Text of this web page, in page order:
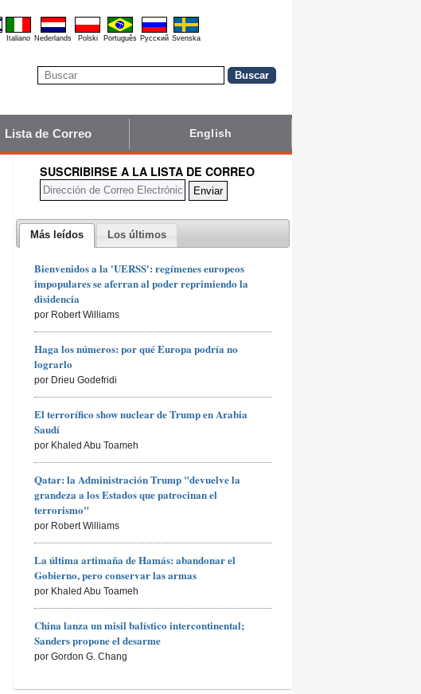
Italiano Nederlands Polski Português Pyccĸий Svenska
Lista de Correo English
SUSCRIBIRSE A LA LISTA DE CORREO
Más leídos Los últimos
Bienvenidos a la 'UERSS': regímenes europeos
impopulares se aferran al poder reprimiendo la
disidencia
por Robert Williams
Haga los números: por qué Europa podría no
lograrlo
por Drieu Godefridi
El terrorífico show nuclear de Trump en Arabia
Saudí
por Khaled Abu Toameh
Qatar: la Administración Trump "devuelve la
grandeza a los Estados que patrocinan el
terrorismo"
por Robert Williams
La última artimaña de Hamás: abandonar el
Gobierno, pero conservar las armas
por Khaled Abu Toameh
China lanza un misil balístico intercontinental;
Sanders propone el desarme
por Gordon G. Chang